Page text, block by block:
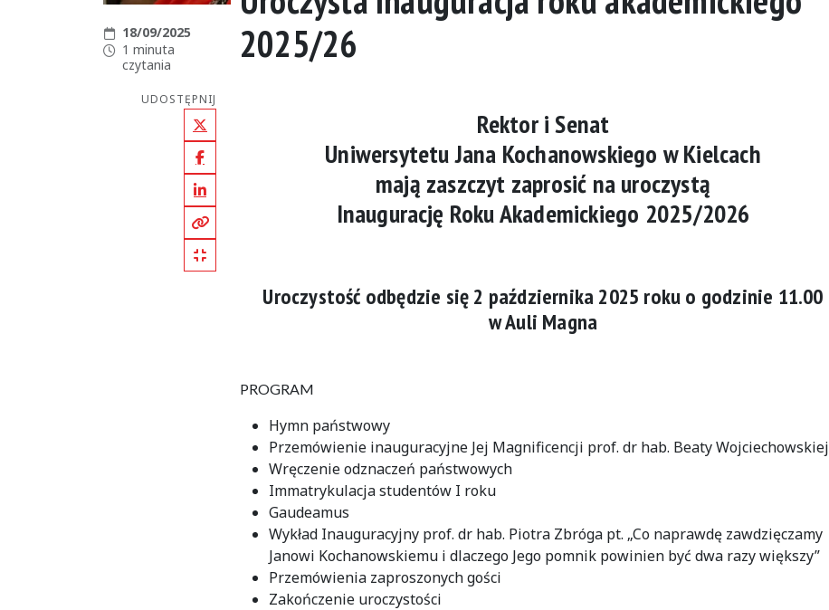
Data publikacji:
18/09/2025
Czas czytania:
1 minuta
czytania
UDOSTĘPNIJ
X (Twitter)
Facebook
LinkedIn
Kopiuj pełny link
Kopiuj krótki link
2025/26
Rektor i Senat
Uniwersytetu Jana Kochanowskiego w Kielcach
mają zaszczyt zaprosić na uroczystą
Inaugurację Roku Akademickiego 2025/2026
Uroczystość odbędzie się 2 października 2025 roku o godzinie 11.00
w Auli Magna
PROGRAM
Hymn państwowy
Przemówienie inauguracyjne Jej Magnificencji prof. dr hab. Beaty Wojciechowskiej
Wręczenie odznaczeń państwowych
Immatrykulacja studentów I roku
Gaudeamus
Wykład Inauguracyjny prof. dr hab. Piotra Zbróga pt. „Co naprawdę zawdzięczamy
Janowi Kochanowskiemu i dlaczego Jego pomnik powinien być dwa razy większy”
Przemówienia zaproszonych gości
Zakończenie uroczystości